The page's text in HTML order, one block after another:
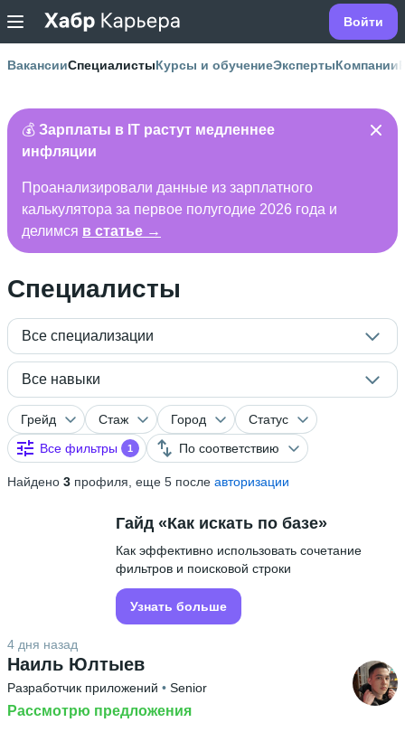
Войти
ВакансииСпециалистыКурсы и обучениеЭкспертыКомпании
💰 Зарплаты в IT растут медленнее
инфляции
Проанализировали данные из зарплатного
калькулятора за первое полугодие 2026 года и
делимся в статье →
Специалисты
Все специализации
Все навыки
Грейд Стаж Город
Статус
Все фильтры
1 По соответствию
Найдено 3 профиля, еще 5 после авторизации
Гайд «Как искать по базе»
Как эффективно использовать сочетание
фильтров и поисковой строки
Узнать больше
Наиль Юлтыев
4 дня назад
Разработчик приложений • Senior
Рассмотрю предложения